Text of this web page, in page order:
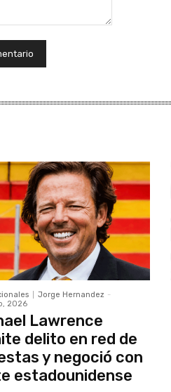
Jorge Hernandez -
2026
Lawrence
delito en red de
y negoció con
estadounidense